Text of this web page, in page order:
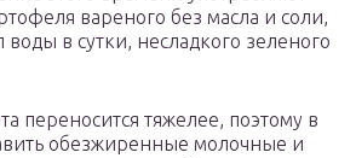
вареного без масла и соли,
в сутки, несладкого зеленого
переносится тяжелее, поэтому в
обезжиренные молочные и